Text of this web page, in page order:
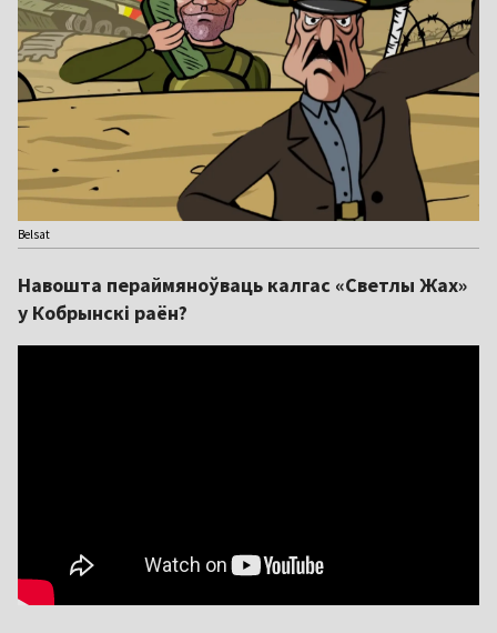
Belsat
Навошта пераймяноўваць калгас «Светлы Жах»
у Кобрынскі раён?